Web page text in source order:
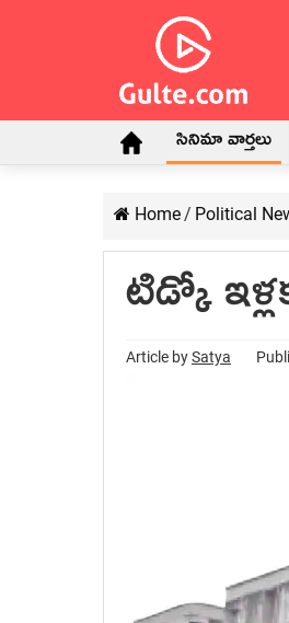
సినిమా వార్తలు
Home/ Political
టిడ్కో
Article bySatya